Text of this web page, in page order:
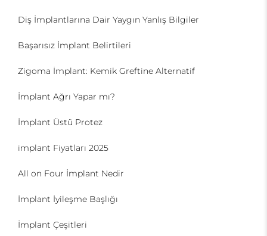
Diş İmplantlarına Dair Yaygın Yanlış Bilgiler
Başarısız İmplant Belirtileri
Zigoma İmplant: Kemik Greftine Alternatif
İmplant Ağrı Yapar mı?
İmplant Üstü Protez
implant Fiyatları 2025
All on Four İmplant Nedir
İmplant İyileşme Başlığı
İmplant Çeşitleri